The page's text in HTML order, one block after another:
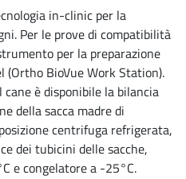
in-clinic per la
Per le prove di compatibilità
per la preparazione
BioVue Work Station).
è disponibile la bilancia
della sacca madre di
centrifuga refrigerata,
dei tubicini delle sacche,
e congelatore a -25°C.